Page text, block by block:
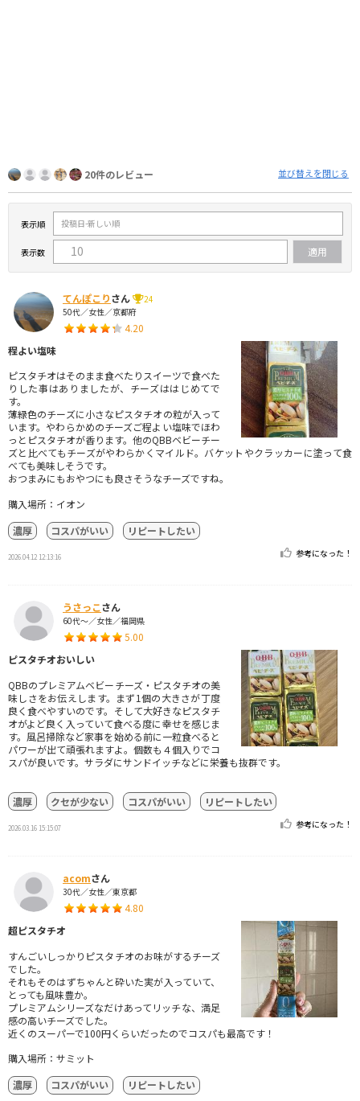
20件のレビュー 並び替えを閉じる
表示順
表示数
てんぽこりさん
24
50代／女性／京都府
4.20
程よい塩味
ピスタチオはそのまま食べたりスイーツで食べた
りした事はありましたが、チーズははじめてで
す。
薄緑色のチーズに小さなピスタチオの粒が入って
います。やわらかめのチーズご程よい塩味でほわ
っとピスタチオが香ります。他のQBBベビーチー
ズと比べてもチーズがやわらかくマイルド。バケットやクラッカーに塗って食
べても美味しそうです。
おつまみにもおやつにも良さそうなチーズですね。
購入場所：イオン
濃厚
コスパがいい リピートしたい
2026.04.12 12:13:16 参考になった！
うさっこさん
60代～／女性／福岡県
5.00
ピスタチオおいしい
QBBのプレミアムベビーチーズ・ピスタチオの美
味しさをお伝えします。まず1個の大きさが丁度
良く食べやすいのです。そして大好きなピスタチ
オがよど良く入っていて食べる度に幸せを感じま
す。風呂掃除など家事を始める前に一粒食べると
パワーが出て頑張れますよ。個数も４個入りでコ
スパが良いです。サラダにサンドイッチなどに栄養も抜群です。
濃厚 クセが少ない コスパがいい リピートしたい
2026.03.16 15:15:07 参考になった！
acomさん
30代／女性／東京都
4.80
超ピスタチオ
すんごいしっかりピスタチオのお味がするチーズ
でした。
それもそのはずちゃんと砕いた実が入っていて、
とっても風味豊か。
プレミアムシリーズなだけあってリッチな、満足
感の高いチーズでした。
近くのスーパーで100円くらいだったのでコスパも最高です！
購入場所：サミット
濃厚
コスパがいい リピートしたい